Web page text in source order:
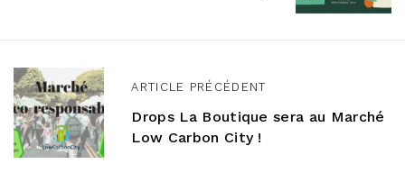
i
g
a
t
ARTICLE PRÉCÉDENT
Drops La Boutique sera au Marché
Low Carbon City !